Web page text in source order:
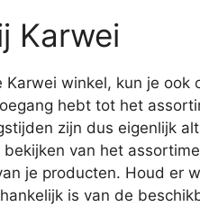
Karwei
winkel, kun je ook
hebt tot het
zijn dus eigenlijk
van het
je producten. Houd er
is van de